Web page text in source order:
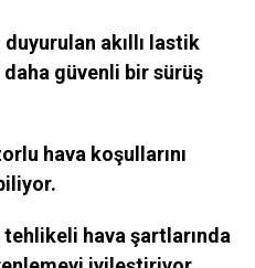
akıllı lastik
güvenli bir sürüş
hava koşullarını
hava şartlarında